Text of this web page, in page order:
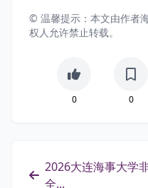
© 温馨提示：本文由作者
权人允许禁止转载。
0 0
2026大连海事大学
全...